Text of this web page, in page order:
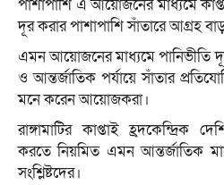
পাশাপাশি এ আয়োজনের মাধ্যমে
দূর করার পাশাপাশি সাঁতারে আগ্রহ
এমন আয়োজনের মাধ্যমে পানিভীতি
ও আন্তর্জাতিক পর্যায়ে সাঁতার
মনে করেন আয়োজকরা।
রাঙ্গামাটির কাপ্তাই হ্রদকেন্দ্রিক
করতে নিয়মিত এমন আন্তর্জাতিক
সংশ্লিষ্টদের।